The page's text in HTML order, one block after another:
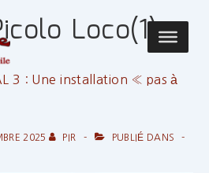
Main
Loco(1)
3 : Une installation « pas à
2025 PIR
PUBLIÉ DANS